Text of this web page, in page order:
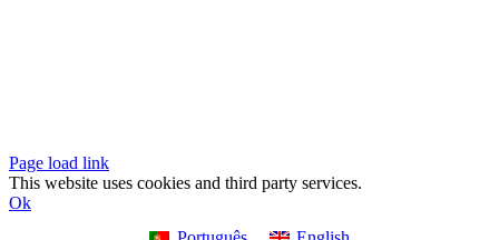
Page load link
This website uses cookies and third party services.
Ok